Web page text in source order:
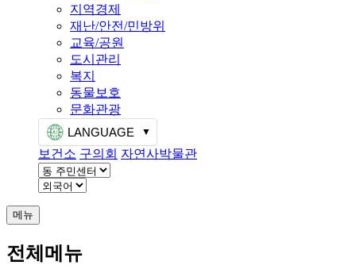
지역경제
재난/안전/민방위
교육/공원
도시관리
복지
동물보호
문화관광
LANGUAGE
보건소 구의회 자연사박물관
메뉴
전체메뉴